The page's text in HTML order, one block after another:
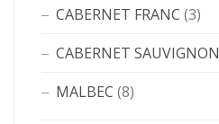
CABERNET FRANC (3)
CABERNET SAUVIGNON
MALBEC (8)